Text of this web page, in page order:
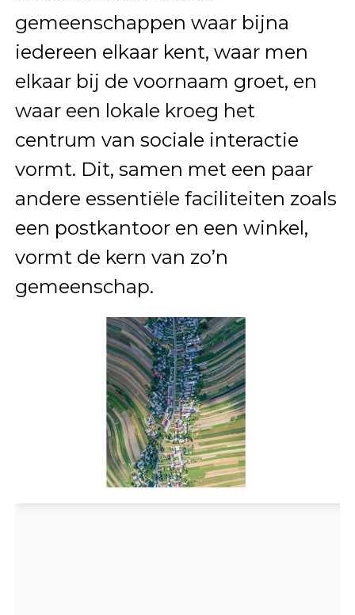
gemeenschappen waar bijna
iedereen elkaar kent, waar men
elkaar bij de voornaam groet, en
waar een lokale kroeg het
centrum van sociale interactie
vormt. Dit, samen met een paar
andere essentiële faciliteiten zoals
een postkantoor en een winkel,
vormt de kern van zo’n
gemeenschap.